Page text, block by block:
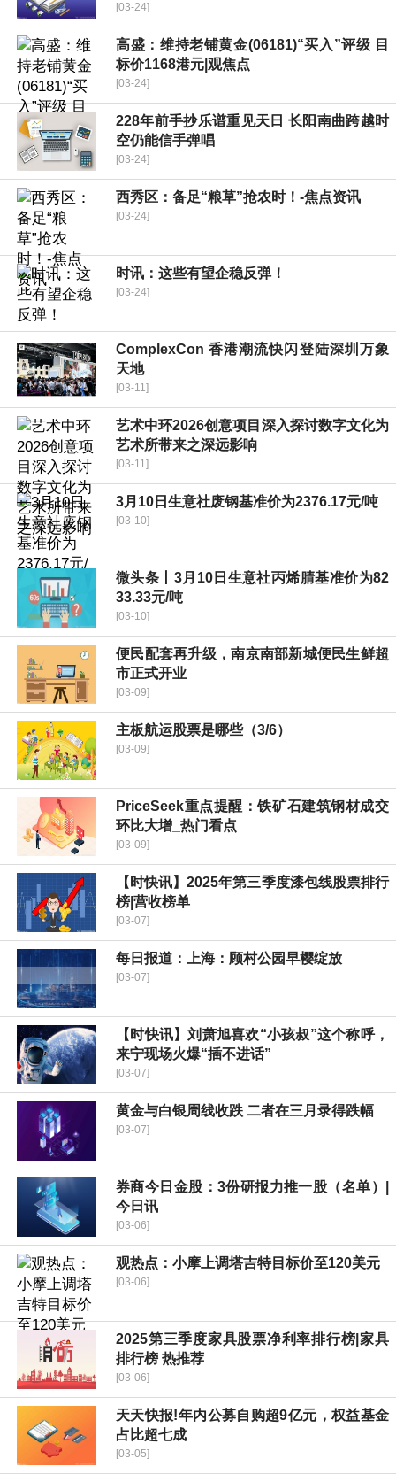
[03-24]
高盛：维持老铺黄金(06181)“买入”评级 目
标价1168港元|观焦点
[03-24]
228年前手抄乐谱重见天日 长阳南曲跨越时
空仍能信手弹唱
[03-24]
西秀区：备足“粮草”抢农时！-焦点资讯
[03-24]
时讯：这些有望企稳反弹！
[03-24]
ComplexCon 香港潮流快闪登陆深圳万象
天地
[03-11]
艺术中环2026创意项目深入探讨数字文化为
艺术所带来之深远影响
[03-11]
3月10日生意社废钢基准价为2376.17元/吨
[03-10]
微头条丨3月10日生意社丙烯腈基准价为82
33.33元/吨
[03-10]
便民配套再升级，南京南部新城便民生鲜超
市正式开业
[03-09]
主板航运股票是哪些（3/6）
[03-09]
PriceSeek重点提醒：铁矿石建筑钢材成交
环比大增_热门看点
[03-09]
【时快讯】2025年第三季度漆包线股票排行
榜|营收榜单
[03-07]
每日报道：上海：顾村公园早樱绽放
[03-07]
【时快讯】刘萧旭喜欢“小孩叔”这个称呼，
来宁现场火爆“插不进话”
[03-07]
黄金与白银周线收跌 二者在三月录得跌幅
[03-07]
券商今日金股：3份研报力推一股（名单）|
今日讯
[03-06]
观热点：小摩上调塔吉特目标价至120美元
[03-06]
2025第三季度家具股票净利率排行榜|家具
排行榜 热推荐
[03-06]
天天快报!年内公募自购超9亿元，权益基金
占比超七成
[03-05]